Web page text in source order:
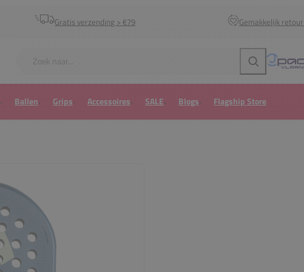
Gratis verzending > €79 Gemakkelijk
Zoeken
Ballen Grips Accessoires SALE Blogs Flagship Store